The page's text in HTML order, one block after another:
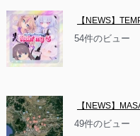
【NEWS】
54件のビュー
【NEWS】
49件のビュー